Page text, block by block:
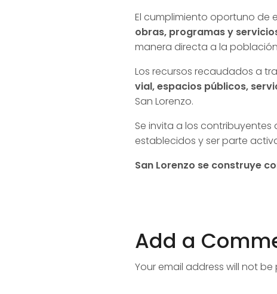
El cumplimiento oportuno de
obras, programas y
manera directa a la
Los recursos recaudados a
vial, espacios públicos,
San Lorenzo.
Se invita a los
establecidos y ser parte
San Lorenzo se construye
Add a
Your email address will not